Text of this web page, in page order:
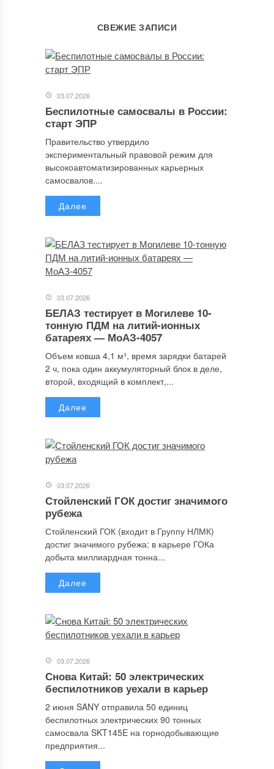
СВЕЖИЕ ЗАПИСИ
03.07.2026
Беспилотные самосвалы в России:
старт ЭПР
Правительство утвердило
экспериментальный правовой режим для
высокоавтоматизированных карьерных
самосвалов....
Далее
03.07.2026
БЕЛАЗ тестирует в Могилеве 10-
тонную ПДМ на литий-ионных
батареях — МоАЗ-4057
Объем ковша 4,1 м³, время зарядки батарей
2 ч, пока один аккумуляторный блок в деле,
второй, входящий в комплект,...
Далее
03.07.2026
Стойленский ГОК достиг значимого
рубежа
Стойленский ГОК (входит в Группу НЛМК)
достиг значимого рубежа: в карьере ГОКа
добыта миллиардная тонна...
Далее
03.07.2026
Снова Китай: 50 электрических
беспилотников уехали в карьер
2 июня SANY отправила 50 единиц
беспилотных электрических 90 тонных
самосвала SKT145E на горнодобывающие
предприятия...